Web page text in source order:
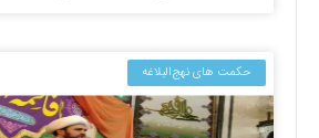
حکمت های نهج‌البلاغه